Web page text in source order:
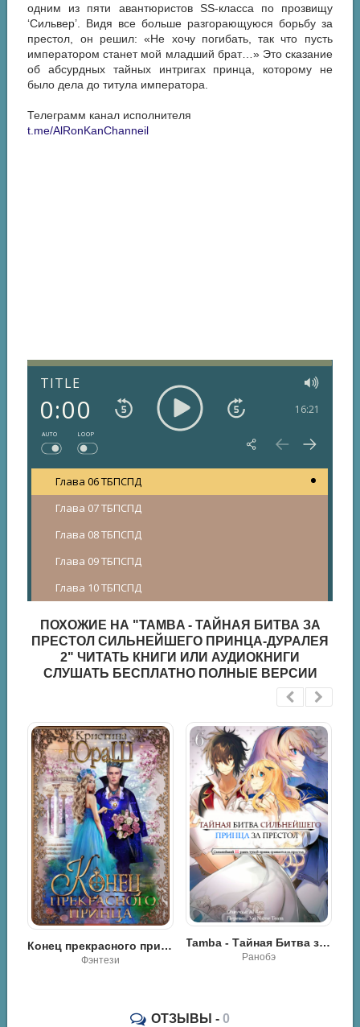
одним из пяти авантюристов SS-класса по прозвищу
‘Сильвер’. Видя все больше разгорающуюся борьбу за
престол, он решил: «Не хочу погибать, так что пусть
императором станет мой младший брат…» Это сказание
об абсурдных тайных интригах принца, которому не
было дела до титула императора.
Телеграмм канал исполнителя
t.me/AlRonKanChanneil
TITLE
0:00 16:21
AUTO LOOP
Глава 06 ТБПСПД
Глава 07 ТБПСПД
Глава 08 ТБПСПД
Глава 09 ТБПСПД
Глава 10 ТБПСПД
ПОХОЖИЕ НА "TAMBA - ТАЙНАЯ БИТВА ЗА
ПРЕСТОЛ СИЛЬНЕЙШЕГО ПРИНЦА-ДУРАЛЕЯ
2" ЧИТАТЬ КНИГИ ИЛИ АУДИОКНИГИ
СЛУШАТЬ БЕСПЛАТНО ПОЛНЫЕ ВЕРСИИ
Конец прекрасного принца - Кристина Юраш
Фэнтези
Tamba - Тайная Битва за Престол Сильнейшего Принца-Дуралея
Ранобэ
ОТЗЫВЫ - 0